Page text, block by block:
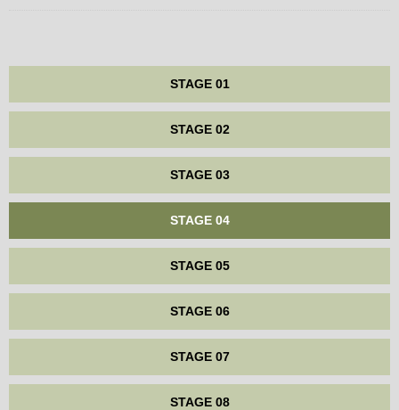
STAGE 01
STAGE 02
STAGE 03
STAGE 04
STAGE 05
STAGE 06
STAGE 07
STAGE 08